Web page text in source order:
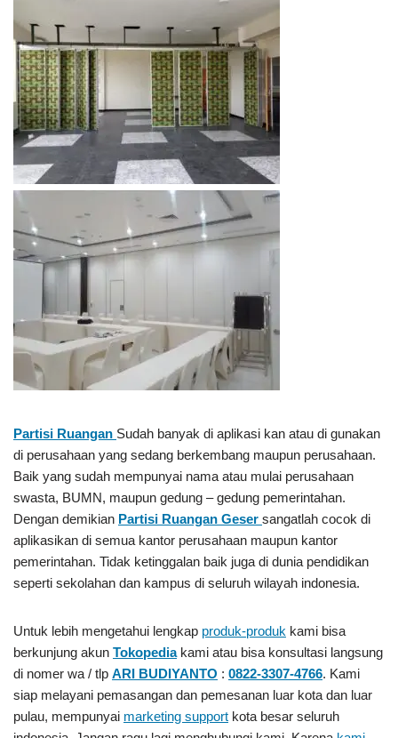
Partisi Ruangan Sudah banyak di aplikasi kan atau di gunakan
di perusahaan yang sedang berkembang maupun perusahaan.
Baik yang sudah mempunyai nama atau mulai perusahaan
swasta, BUMN, maupun gedung – gedung pemerintahan.
Dengan demikian Partisi Ruangan Geser sangatlah cocok di
aplikasikan di semua kantor perusahaan maupun kantor
pemerintahan. Tidak ketinggalan baik juga di dunia pendidikan
seperti sekolahan dan kampus di seluruh wilayah indonesia.
Untuk lebih mengetahui lengkap produk-produk kami bisa
berkunjung akun Tokopediakami atau bisa konsultasi langsung
di nomer wa / tlp ARI BUDIYANTO : 0822-3307-4766. Kami
siap melayani pemasangan dan pemesanan luar kota dan luar
pulau, mempunyai marketing support kota besar seluruh